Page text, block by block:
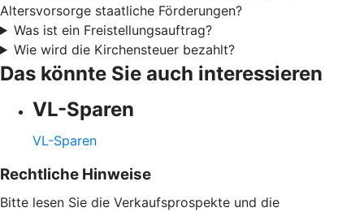
Altersvorsorge staatliche Förderungen?
Was ist ein Freistellungsauftrag?
Wie wird die Kirchensteuer bezahlt?
Das könnte Sie auch interessieren
VL-Sparen
VL-Sparen
Rechtliche Hinweise
Bitte lesen Sie die Verkaufsprospekte und die